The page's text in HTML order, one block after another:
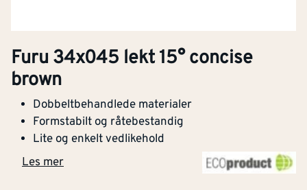
Furu 34x045 lekt 15° concise
brown
Dobbeltbehandlede materialer
Formstabilt og råtebestandig
Lite og enkelt vedlikehold
Les mer
Klikk og hent
Furu 34x045 lekt 15° concise brown
Bredde [mm]
Tykkelse [mm] 34
CE-merket Nei